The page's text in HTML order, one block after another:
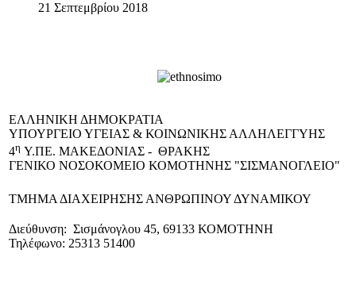
21 Σεπτεμβρίου 2018
EΛΛΗΝΙΚΗ ΔΗΜΟΚΡΑΤΙΑ
ΥΠΟΥΡΓΕΙΟ ΥΓΕΙΑΣ & ΚΟΙΝΩΝΙΚΗΣ ΑΛΛΗΛΕΓΓΥΗΣ
4η Υ.ΠΕ. ΜΑΚΕΔΟΝΙΑΣ - ΘΡΑΚΗΣ
ΓΕΝΙΚΟ NΟΣΟΚΟΜΕΙΟ ΚΟΜΟΤΗΝΗΣ "ΣΙΣΜΑΝΟΓΛΕΙΟ"
ΤΜΗΜΑ ΔΙΑΧΕΙΡΗΣΗΣ ΑΝΘΡΩΠΙΝΟΥ ΔΥΝΑΜΙΚΟΥ
Διεύθυνση: Σισμάνογλου 45, 69133 ΚΟΜΟΤΗΝΗ
Τηλέφωνο: 25313 51400